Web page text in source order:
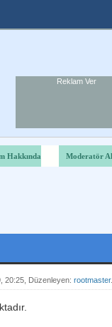
Reklam Ver
Hakkında Moderatör
20:25, Düzenleyen: rootmaster